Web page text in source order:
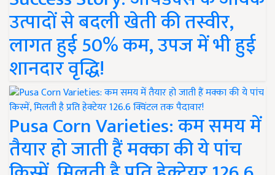
उत्पादों से बदली खेती की तस्वीर,
लागत हुई 50% कम, उपज में भी हुई
शानदार वृद्धि!
Pusa Corn Varieties: कम समय में
तैयार हो जाती हैं मक्का की ये पांच